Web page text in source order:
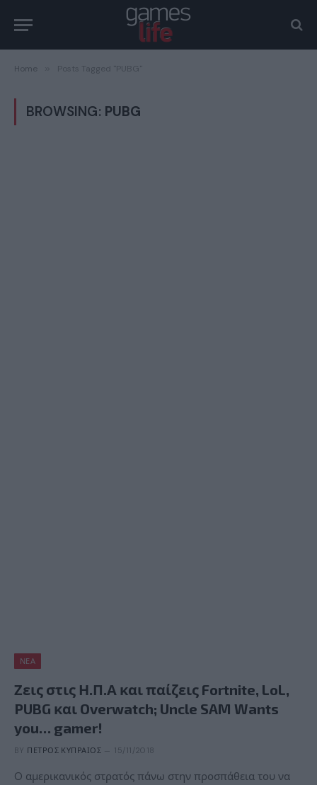
Home Posts Tagged "PUBG"
BROWSING: PUBG
ΝΈΑ
Ζεις στις Η.Π.Α και παίζεις Fortnite, LoL,
PUBG και Overwatch; Uncle SAM Wants
you… gamer!
BY ΠΈΤΡΟΣ ΚΥΠΡΑΊΟΣ 15/11/2018
O αμερικανικός στρατός πάνω στην προσπάθεια του να